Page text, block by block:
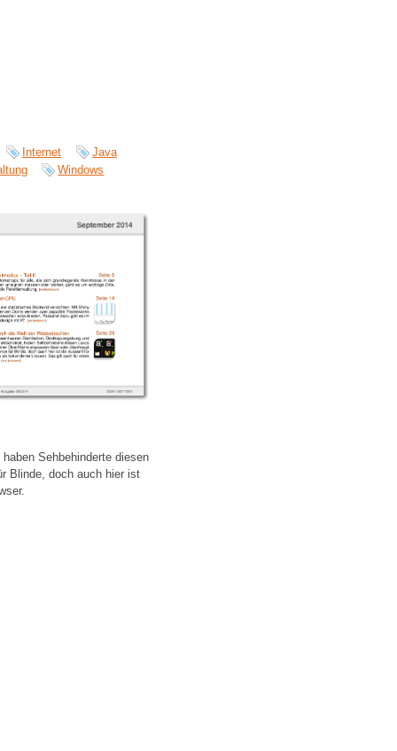
Internet
Java
Windows
Sehbehinderte diesen
Blinde, doch auch hier ist